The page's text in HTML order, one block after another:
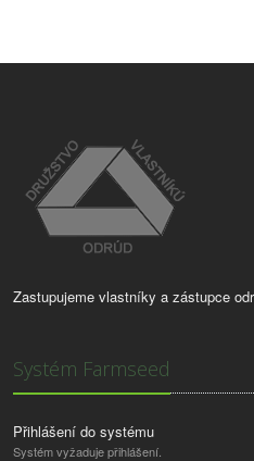
Zastupujeme vlastníky a zástupce
Systém Farmseed
Přihlášení do systému
Systém vyžaduje přihlášení.